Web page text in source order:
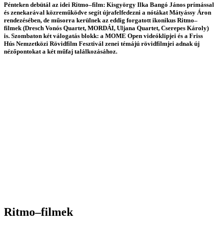
Pénteken debütál az idei Ritmo–film: Kisgyörgy Ilka Bangó János prímással
és zenekarával közreműködve segít újrafelfedezni a nótákat Mátyássy Áron
rendezésében, de műsorra kerülnek az eddig forgatott ikonikus Ritmo–
filmek (Dresch Vonós Quartet, MORDÁI, Uljana Quartet, Cserepes Károly)
is. Szombaton két válogatás blokk: a MOME Open videóklipjei és a Friss
Hús Nemzetközi Rövidfilm Fesztivál zenei témájú rövidfilmjei adnak új
nézőpontokat a két műfaj találkozásához.
Ritmo–filmek